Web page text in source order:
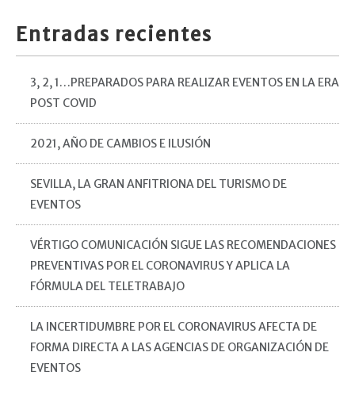
Entradas recientes
3, 2, 1…PREPARADOS PARA REALIZAR EVENTOS EN LA ERA
POST COVID
2021, AÑO DE CAMBIOS E ILUSIÓN
SEVILLA, LA GRAN ANFITRIONA DEL TURISMO DE
EVENTOS
VÉRTIGO COMUNICACIÓN SIGUE LAS RECOMENDACIONES
PREVENTIVAS POR EL CORONAVIRUS Y APLICA LA
FÓRMULA DEL TELETRABAJO
LA INCERTIDUMBRE POR EL CORONAVIRUS AFECTA DE
FORMA DIRECTA A LAS AGENCIAS DE ORGANIZACIÓN DE
EVENTOS